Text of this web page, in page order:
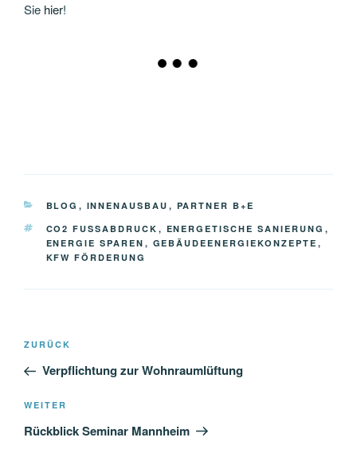
Sie hier!
KATEGORIEN
BLOG , INNENAUSBAU , PARTNER B+E
SCHLAGWÖRTER
CO2 FUSSABDRUCK , ENERGETISCHE SANIERUNG ,
ENERGIE SPAREN , GEBÄUDEENERGIEKONZEPTE ,
KFW FÖRDERUNG
Beitragsnavigation
Vorheriger
Beitrag
ZURÜCK
Verpflichtung zur Wohnraumlüftung
Nächster
Beitrag
WEITER
Rückblick Seminar Mannheim